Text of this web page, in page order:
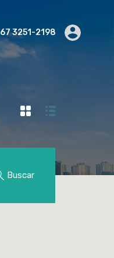
67 3251-2198
Buscar